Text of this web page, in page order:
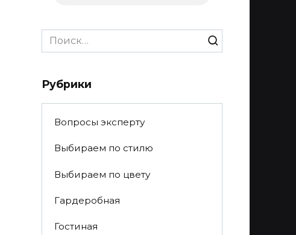
Search
for:
Рубрики
Вопросы эксперту
Выбираем по стилю
Выбираем по цвету
Гардеробная
Гостиная